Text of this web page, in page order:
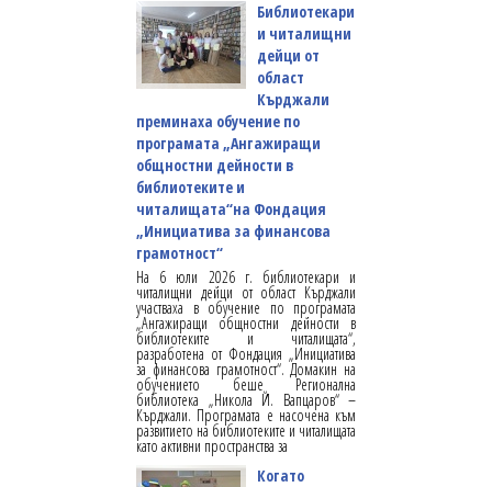
Библиотекари
и читалищни
дейци от
област
Кърджали
преминаха обучение по
програмата „Ангажиращи
общностни дейности в
библиотеките и
читалищата“на Фондация
„Инициатива за финансова
грамотност“
На 6 юли 2026 г. библиотекари и
читалищни дейци от област Кърджали
участваха в обучение по програмата
„Ангажиращи общностни дейности в
библиотеките и читалищата“,
разработена от Фондация „Инициатива
за финансова грамотност“. Домакин на
обучението беше Регионална
библиотека „Никола Й. Вапцаров“ –
Кърджали. Програмата е насочена към
развитието на библиотеките и читалищата
като активни пространства за
Когато